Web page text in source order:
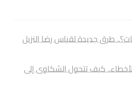
طرق جديدة لقياس رضا النزيل
كيف تتحول الشكاوى إلى